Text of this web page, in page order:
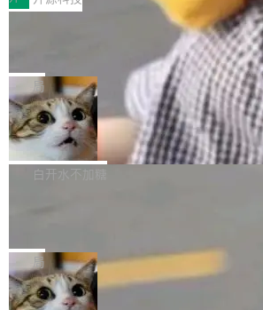
就绪要花数秒。如果未来有十...
ng。 然后，它把邮件往来和 iMessage 聊天
录全贴了出来。 他发错人了 苹果外部律师
iel Gross 来自 Weil 律所，2 月 23 日下午
给 OpenAI 总法律顾问 Che Chang 发了封
件，附了一封长信，要求 OpenAI 配合调查
果员工带走机密信...
用，与鸿蒙电脑上的体验一致。值得一提的
这是目前市面上唯一支持平板接入
C版的产品，搭载“人机双写”重磅功能——你
你的，AI写AI的，同屏协作互不干扰。一句
AI帮你干活，现在开启全新体验！ 温馨提示
体验WorkBuddy鸿蒙PC版前，请将
atePad Edge 升级至 HarmonyOS
P9 patch03及以上版本。 *升级路径：设置
FFmpeg 9.0 发布：代号“Lei”，以此纪
全球知名开源多媒体框架 FFmpeg 今天正式
布了 9.0 版本。这个版本除了带来新一代音
处理能力和硬件加速支持之外，还有一个特
处：FFmpeg 9.0 的代号是“Lei”。 这个名字
来自中国开发者雷霄骅（Lei Xiaohua）。
很多中国音视频开发者而言，这个名字并不陌
“启蒙老师”。 而今年，恰好是雷霄骅离世十周
年。FFmpeg 社区最终选择用一个大版本的名
字，留下了这份纪念。 雷霄骅曾是中国传媒
局
亚马逊成本失控：AI 写代码烧掉 1215
万元，超预算 860%
外媒近日曝光了亚马逊的多份内部报告显示
导致公司在多个项目上超支。《金融时报》报
编写程序，目标是完成电商平台作者信息与商
列表的数据匹配 —— 一项常规的数据处理任
务，最终却产生了 180 万美元的账单，实际
白开水不加糖
e CEO Clément Delangue 在 CNBC 的采访
没有拐弯抹角。他说中国正在赢得 AI 竞赛，
且按目前的速度，中国 AI 工具预计在今年底
局
当 AI agent 把源码变成了最好的扩展系